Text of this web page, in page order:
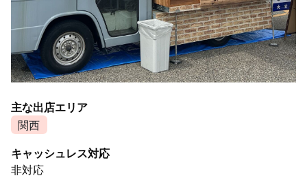
主な出店エリア
関西
キャッシュレス対応
非対応